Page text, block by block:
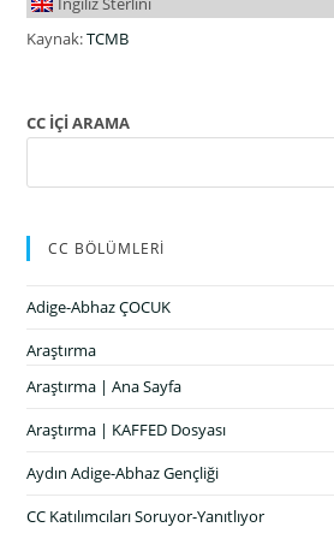
Kaynak:TCMB
CC İÇİ ARAMA
CC BÖLÜMLERİ
Adige-Abhaz ÇOCUK
Araştırma
Araştırma | Ana Sayfa
Araştırma | KAFFED Dosyası
Aydın Adige-Abhaz Gençliği
CC Katılımcıları Soruyor-Yanıtlıyor